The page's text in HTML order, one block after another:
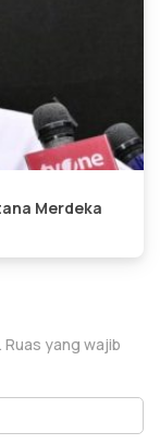
Merdeka
Ruas yang wajib